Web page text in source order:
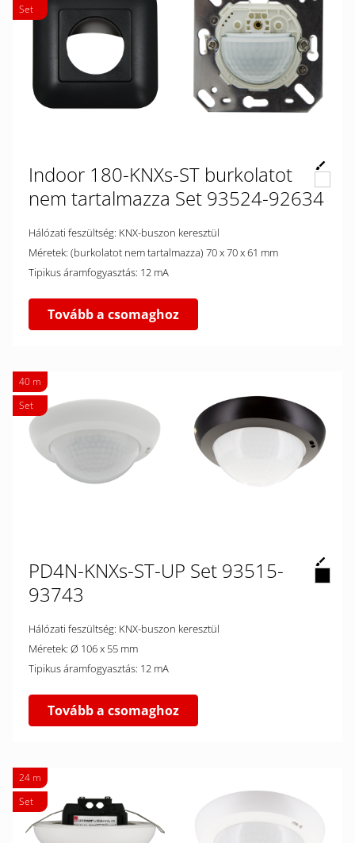
Set
Indoor 180-KNXs-ST burkolatot
nem tartalmazza Set 93524-92634
Hálózati feszültség: KNX-buszon keresztül
Méretek: (burkolatot nem tartalmazza) 70 x 70 x 61 mm
Tipikus áramfogyasztás: 12 mA
Tovább a csomaghoz
40 m
Set
PD4N-KNXs-ST-UP Set 93515-
93743
Hálózati feszültség: KNX-buszon keresztül
Méretek: Ø 106 x 55 mm
Tipikus áramfogyasztás: 12 mA
Tovább a csomaghoz
24 m
Set